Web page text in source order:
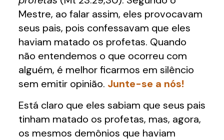
Mestre, ao falar assim, eles provocavam
seus pais, pois confessavam que eles
haviam matado os profetas. Quando
não entendemos o que ocorreu com
alguém, é melhor ficarmos em silêncio
sem emitir opinião. Junte-se a nós!
Está claro que eles sabiam que seus pais
tinham matado os profetas, mas, agora,
os mesmos demônios que haviam